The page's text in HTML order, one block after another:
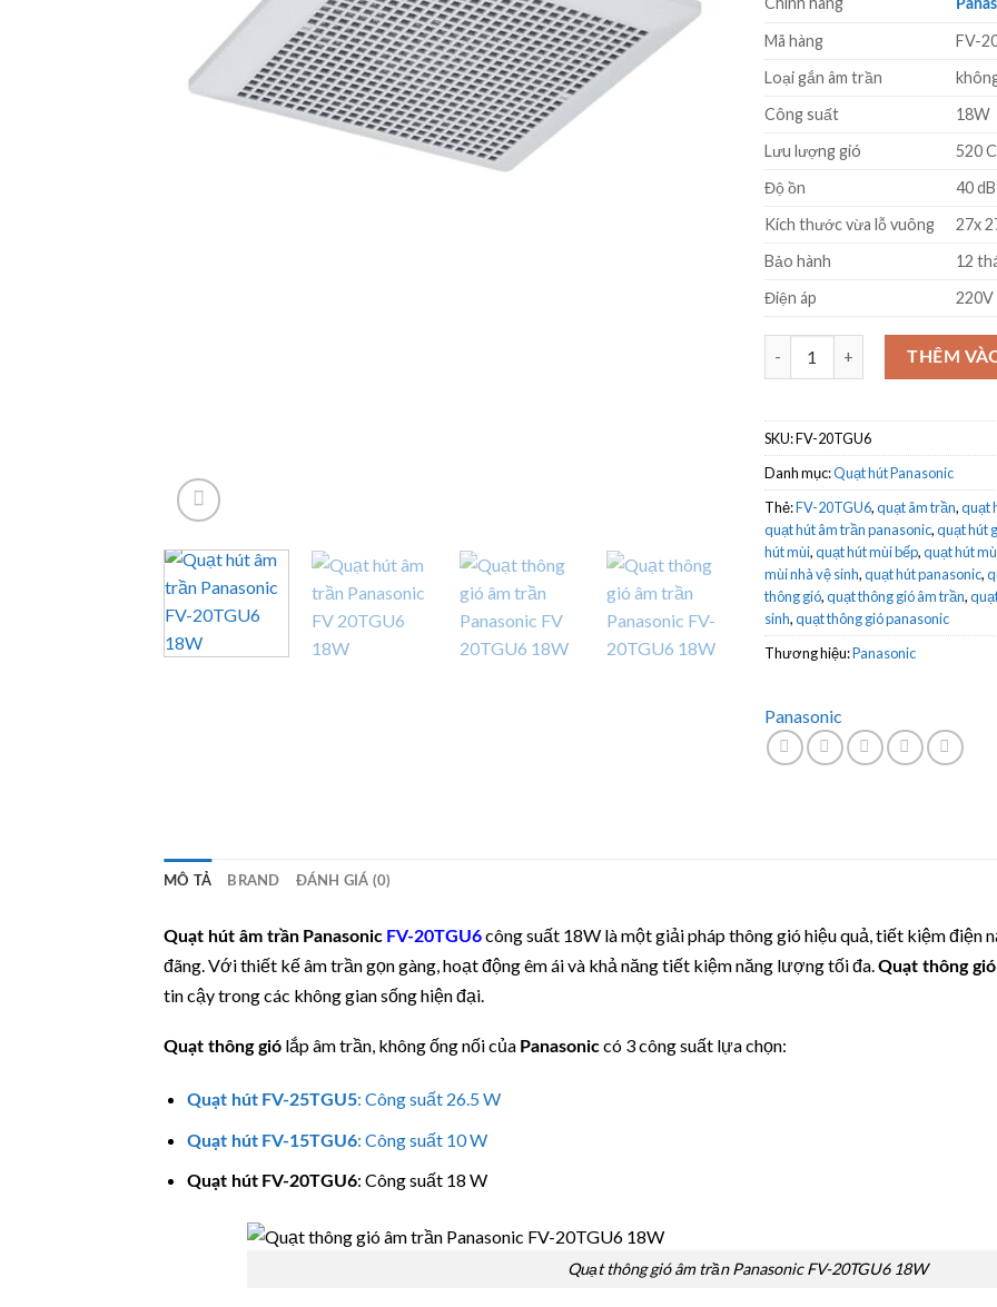
Mã hàng
FV-
Loại gắn âm trần
Công suất
18W
Lưu lượng gió
520
Độ ồn
40 dB
Kích thước vừa lỗ vuông
27x
Bảo hành
12
Điện áp
220V
Quạt hút âm trần Panasonic FV-
THÊM
SKU:FV-20TGU6
Danh mục:Quạt hút Panasonic
Thẻ:FV-20TGU6,quạt âm trần,quạt
quạt hút âm trần panasonic,quạt hút
hút mùi,quạt hút mùi bếp,quạt hút
mùi nhà vệ sinh,quạt hút panasonic,
thông gió,quạt thông gió âm trần,
sinh,quạt thông gió panasonic
Thương hiệu:Panasonic
Panasonic
MÔ TẢ BRAND ĐÁNH GIÁ (0)
Quạt hút âm trần Panasonic FV-20TGU6công suất 18W là một giải pháp thông gió hiệu quả, tiết kiệm điện
đãng. Với thiết kế âm trần gọn gàng, hoạt động êm ái và khả năng tiết kiệm năng lượng tối đa. Quạt thông gió
tin cậy trong các không gian sống hiện đại.
Quạt thông gió lắp âm trần, không ống nối của Panasoniccó 3 công suất lựa chọn:
Quạt hút FV-25TGU5: Công suất 26.5 W
Quạt hút FV-15TGU6: Công suất 10 W
Quạt hút FV-20TGU6: Công suất 18 W
Quạt thông gió âm trần Panasonic FV-20TGU6 18W